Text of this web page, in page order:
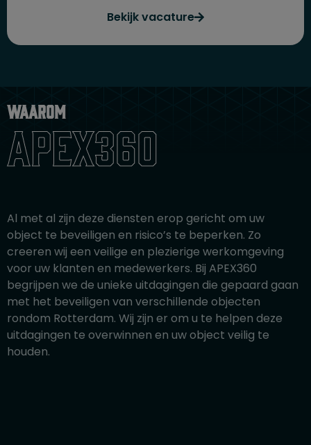
Bekijk vacature
Waarom
apex360
Al met al zijn deze diensten erop gericht om uw
object te beveiligen en risico’s te beperken. Zo
creeren wij een veilige en plezierige werkomgeving
voor uw klanten en medewerkers. Bij APEX360
begrijpen we de unieke uitdagingen die gepaard gaan
met het beveiligen van verschillende objecten
rondom Rotterdam. Wij zijn er om u te helpen deze
uitdagingen te overwinnen en uw object veilig te
houden.